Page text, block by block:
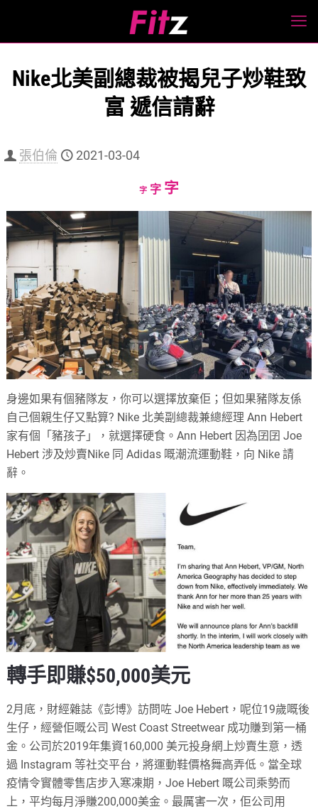
Nike北美副總裁被揭兒子炒鞋致
富 遞信請辭
張伯倫 2021-03-04
字Decrease
字Reset
size.
字Increase
size.
身邊如果有個豬隊友，你可以選擇放棄佢；但如果豬隊友係
自己個親生仔又點算? Nike 北美副總裁兼總經理 Ann Hebert
家有個「豬孩子」，就選擇硬食。Ann Hebert 因為囝囝 Joe
Hebert 涉及炒賣Nike 同 Adidas 嘅潮流運動鞋，向 Nike 請
辭。
轉手即賺$50,000美元
2月底，財經雜誌《彭博》訪問咗 Joe Hebert，呢位19歲嘅後
生仔，經營佢嘅公司 West Coast Streetwear 成功賺到第一桶
金。公司於2019年集資160,000 美元投身網上炒賣生意，透
過 Instagram 等社交平台，將運動鞋價格舞高弄低。當全球
疫情令實體零售店步入寒凍期，Joe Hebert 嘅公司乘勢而
上，平均每月淨賺200,000美金。最厲害一次，佢公司用